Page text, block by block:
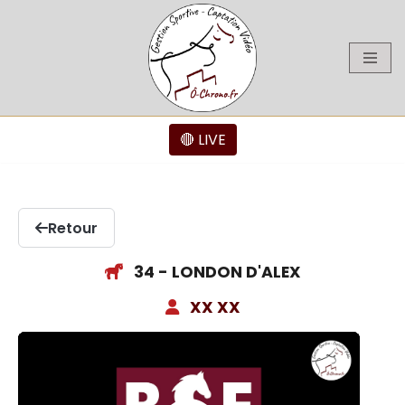
🔴 LIVE
Retour
34 - LONDON D'ALEX
XX XX